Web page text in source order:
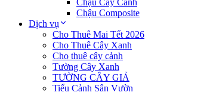
Chậu Cây Cảnh
Chậu Composite
Dịch vụ
Cho Thuê Mai Tết 2026
Cho Thuê Cây Xanh
Cho thuê cây cảnh
Tường Cây Xanh
TƯỜNG CÂY GIẢ
Tiểu Cảnh Sân Vườn